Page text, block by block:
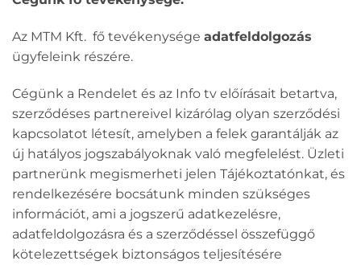
Az MTM Kft. fő tevékenysége adatfeldolgozás
ügyfeleink részére.
Cégünk a Rendelet és az Info tv előírásait betartva,
szerződéses partnereivel kizárólag olyan szerződési
kapcsolatot létesít, amelyben a felek garantálják az
új hatályos jogszabályoknak való megfelelést. Üzleti
partnerünk megismerheti jelen Tájékoztatónkat, és
rendelkezésére bocsátunk minden szükséges
információt, ami a jogszerű adatkezelésre,
adatfeldolgozásra és a szerződéssel összefüggő
kötelezettségek biztonságos teljesítésére